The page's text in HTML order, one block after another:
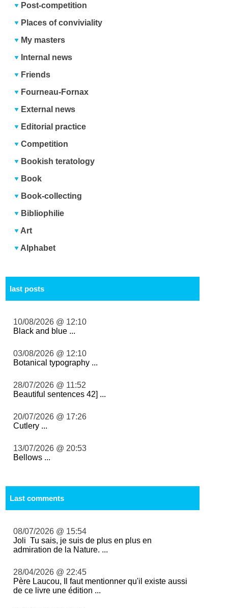
Post-competition
Places of conviviality
My masters
Internal news
Friends
Fourneau-Fornax
External news
Editorial practice
Competition
Bookish teratology
Book
Book-collecting
Bibliophilie
Art
Alphabet
last posts
10/08/2026 @ 12:10
Black and blue ...
03/08/2026 @ 12:10
Botanical typography ...
28/07/2026 @ 11:52
Beautiful sentences 42] ...
20/07/2026 @ 17:26
Cutlery ...
13/07/2026 @ 20:53
Bellows ...
Last comments
08/07/2026 @ 15:54
Joli Tu sais, je suis de plus en plus en
admiration de la Nature. ...
28/04/2026 @ 22:45
Père Laucou, Il faut mentionner qu'il existe aussi
de ce livre une édition ...